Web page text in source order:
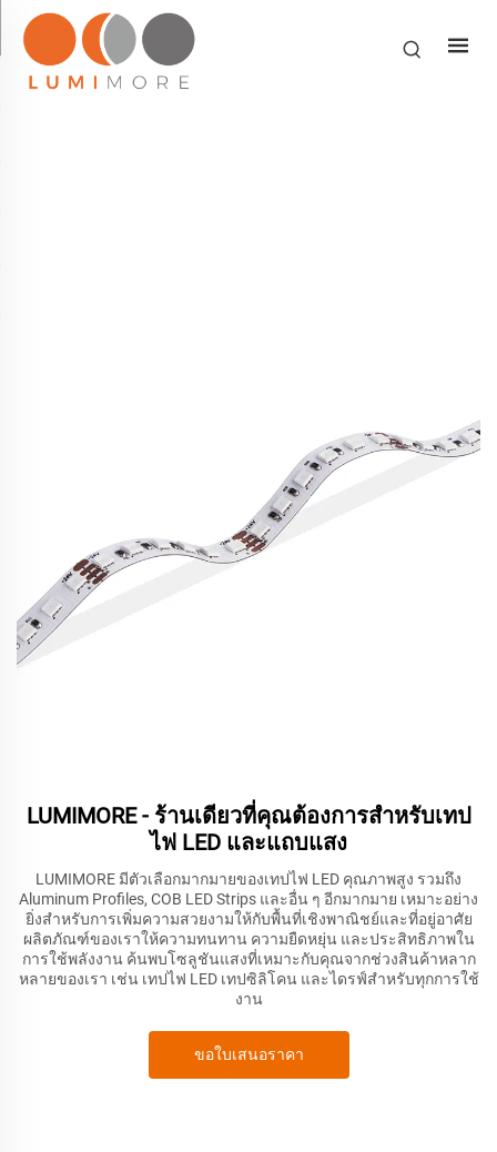
LUMIMORE - ร้านเดียวที่คุณต้องการสำหรับเทป
ไฟ LED และแถบแสง
LUMIMORE มีตัวเลือกมากมายของเทปไฟ LED คุณภาพสูง รวมถึง
Aluminum Profiles, COB LED Strips และอื่น ๆ อีกมากมาย เหมาะอย่าง
ยิ่งสำหรับการเพิ่มความสวยงามให้กับพื้นที่เชิงพาณิชย์และที่อยู่อาศัย
ผลิตภัณฑ์ของเราให้ความทนทาน ความยืดหยุ่น และประสิทธิภาพใน
การใช้พลังงาน ค้นพบโซลูชันแสงที่เหมาะกับคุณจากช่วงสินค้าหลาก
หลายของเรา เช่น เทปไฟ LED เทปซิลิโคน และไดรฟ์สำหรับทุกการใช้
งาน
ขอใบเสนอราคา